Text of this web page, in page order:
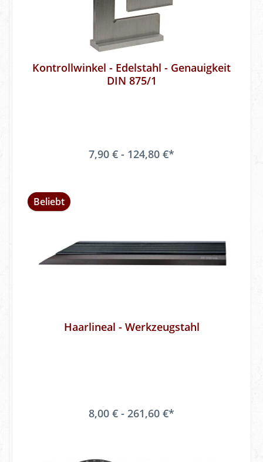
Kontrollwinkel - Edelstahl - Genauigkeit
DIN 875/1
7,90 € - 124,80 €*
Beliebt
Haarlineal - Werkzeugstahl
8,00 € - 261,60 €*